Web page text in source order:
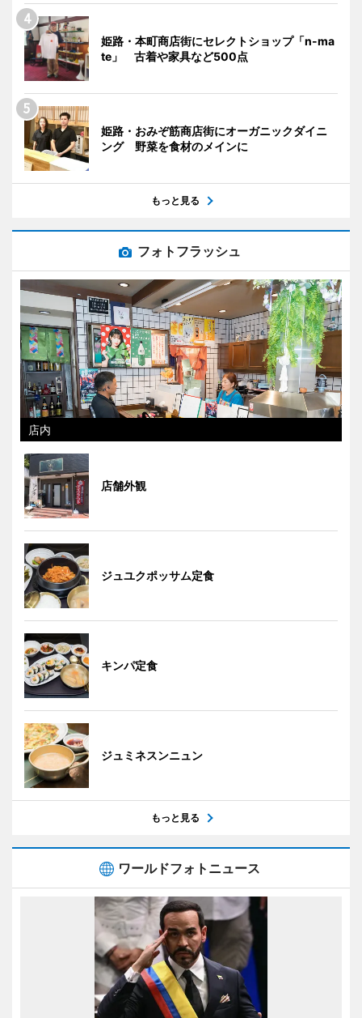
姫路・本町商店街にセレクトショップ「n-ma
te」 古着や家具など500点
姫路・おみぞ筋商店街にオーガニックダイニ
ング 野菜を食材のメインに
もっと見る
フォトフラッシュ
店内
店舗外観
ジュユクポッサム定食
キンパ定食
ジュミネスンニュン
もっと見る
ワールドフォトニュース